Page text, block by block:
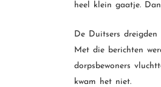
heel klein gaatje.
De Duitsers
Met die berichten
dorpsbewoners
kwam het niet.